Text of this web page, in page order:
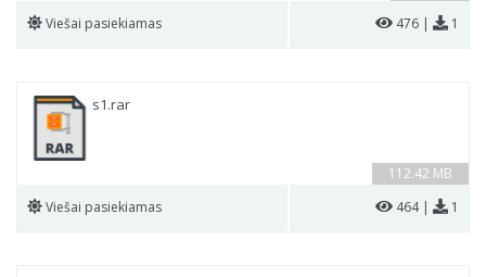
Viešai pasiekiamas 476 | 1
112.42 MB
s1.rar
Viešai pasiekiamas 464 | 1